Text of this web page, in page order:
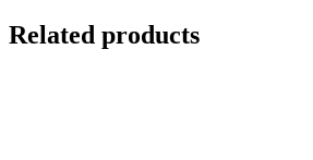
Related products